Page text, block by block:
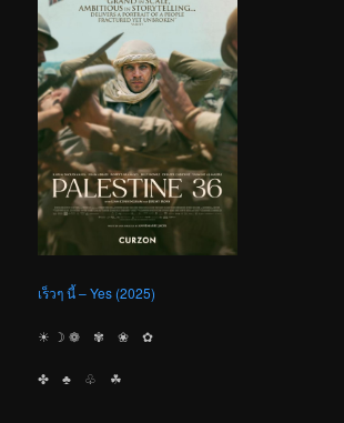
เร็วๆ นี้ – Yes (2025)
☀︎ ☽ ❁ ✾ ❀ ✿
✤ ♣︎ ♧ ☘︎